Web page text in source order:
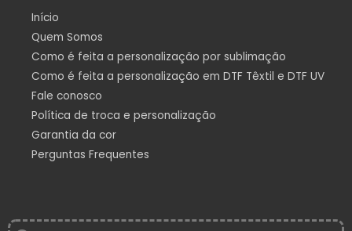
a
Início
Quem Somos
Como é feita a personalização por sublimação
Como é feita a personalização em DTF Têxtil e DTF UV
Fale conosco
Política de troca e personalização
Garantia da cor
Perguntas Frequentes